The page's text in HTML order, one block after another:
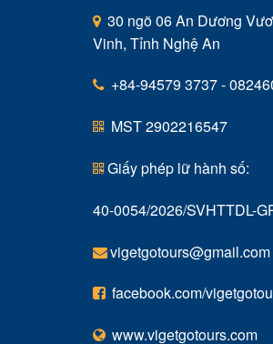
30 ngõ 06 An Dương
Vinh, Tỉnh Nghệ An
+84-94579 3737 -
MST 2902216547
Giấy phép lữ hành số:
40-0054/2026/SVHTTDL-
vigetgotours@gmail.com
facebook.com/
www.vigetgotours.com